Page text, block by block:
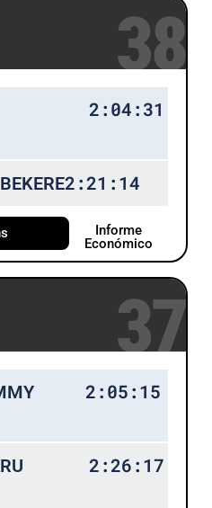
38
2:04:31
2:21:14
Informe
Económico
37
2:05:15
2:26:17